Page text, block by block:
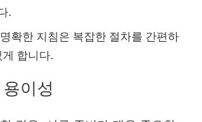
.
확한 지침은 복잡한 절차를 간편하
합니다.
이성